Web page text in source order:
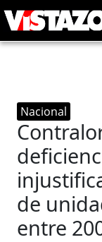
Nacional
de
entre